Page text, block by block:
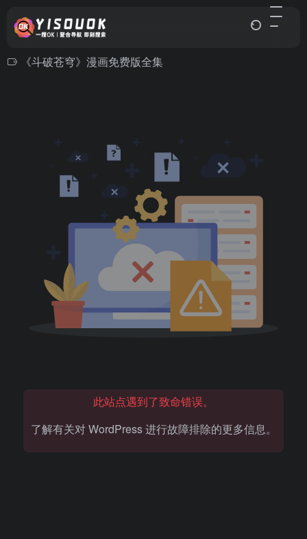
《斗破苍穹》漫画免费版全集
此站点遇到了致命错误。
了解有关对 WordPress 进行故障排除的更多信息。